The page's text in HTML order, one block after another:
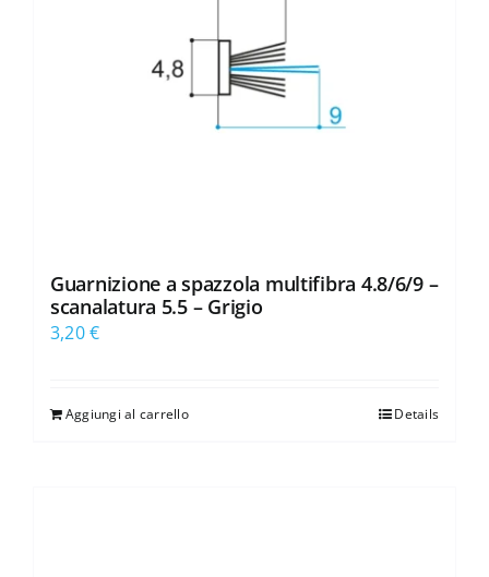
Guarnizione a spazzola multifibra 4.8/6/9 –
scanalatura 5.5 – Grigio
3,20€
Aggiungi al carrello Details